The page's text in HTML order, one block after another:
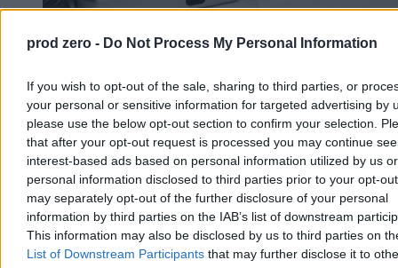
prod zero - Do Not Process My Personal Information
If you wish to opt-out of the sale, sharing to third parties, or
your personal or sensitive information for targeted advertising by
please use the below opt-out section to confirm your selection.
that after your opt-out request is processed you may continue
interest-based ads based on personal information utilized by us or
personal information disclosed to third parties prior to your opt-
may separately opt-out of the further disclosure of your personal
information by third parties on the IAB’s list of downstream
This information may also be disclosed by us to third parties on
List of Downstream Participants that may further disclose it to
Ranking europejskich wywiadów. Polska w
pierwszej dziesiątce
Wielka Brytania ma najlepszy wywiad w Europie, a Polska znalazła
się na dziewiątym miejscu – wynika z rankingu francuskiego
magazynu „L'Express”. Zestawienie powstało na podstawie ocen 60
ekspertów z 25 krajów. W czołówce znalazły się także Francja,
Holandia i Ukraina.